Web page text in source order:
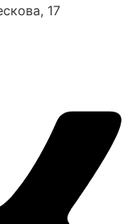
17